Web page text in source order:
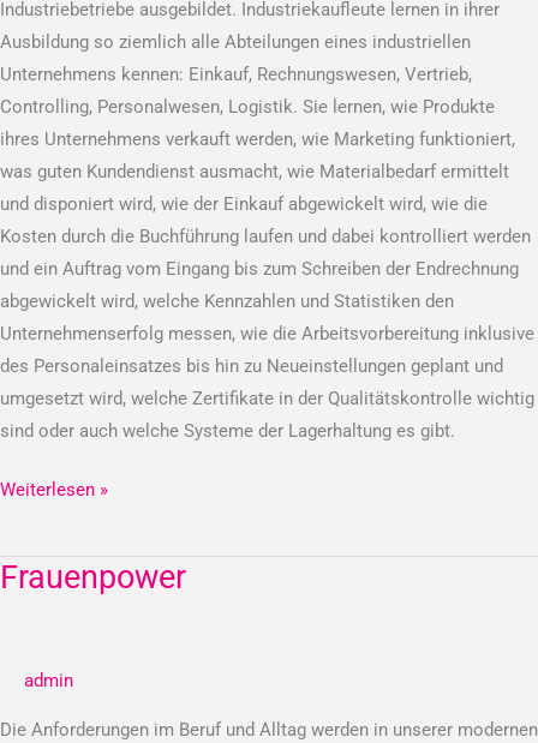
Industriebetriebe ausgebildet. Industriekaufleute lernen in ihrer
Ausbildung so ziemlich alle Abteilungen eines industriellen
Unternehmens kennen: Einkauf, Rechnungswesen, Vertrieb,
Controlling, Personalwesen, Logistik. Sie lernen, wie Produkte
ihres Unternehmens verkauft werden, wie Marketing funktioniert,
was guten Kundendienst ausmacht, wie Materialbedarf ermittelt
und disponiert wird, wie der Einkauf abgewickelt wird, wie die
Kosten durch die Buchführung laufen und dabei kontrolliert werden
und ein Auftrag vom Eingang bis zum Schreiben der Endrechnung
abgewickelt wird, welche Kennzahlen und Statistiken den
Unternehmenserfolg messen, wie die Arbeitsvorbereitung inklusive
des Personaleinsatzes bis hin zu Neueinstellungen geplant und
umgesetzt wird, welche Zertifikate in der Qualitätskontrolle wichtig
sind oder auch welche Systeme der Lagerhaltung es gibt.
Weiterlesen »
Frauenpower
admin
Die Anforderungen im Beruf und Alltag werden in unserer modernen
Frauenpower